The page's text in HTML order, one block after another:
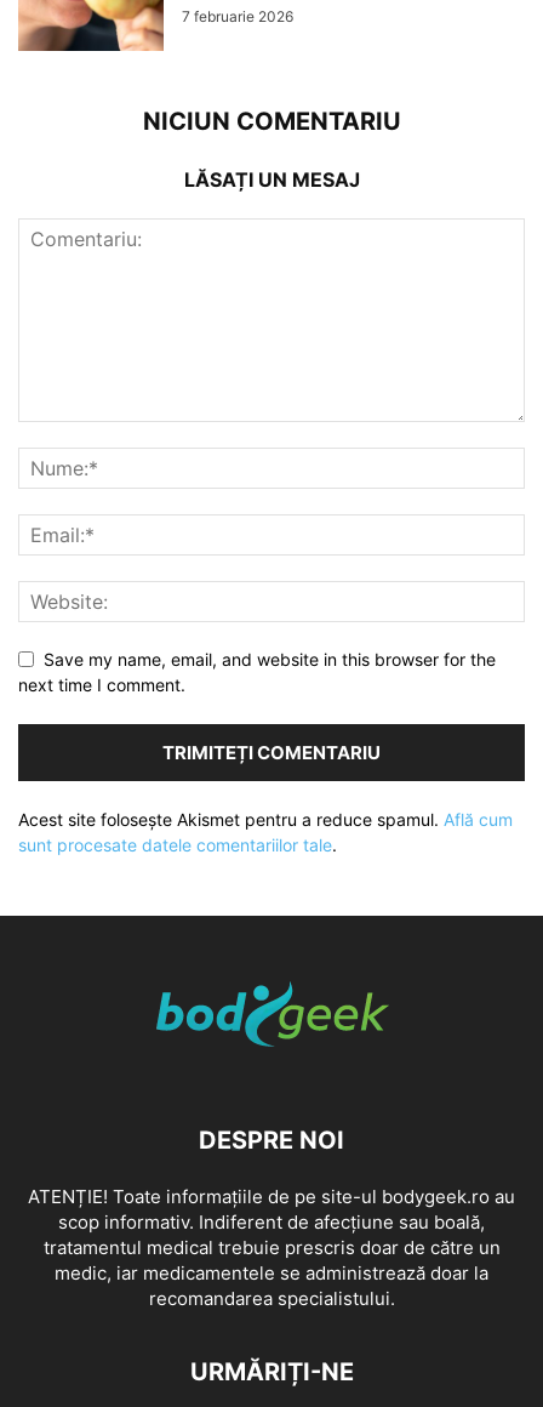
7 februarie 2026
NICIUN COMENTARIU
LĂSAȚI UN MESAJ
Save my name, email, and website in this browser for the
next time I comment.
Acest site folosește Akismet pentru a reduce spamul. Află cum
sunt procesate datele comentariilor tale.
DESPRE NOI
ATENȚIE! Toate informațiile de pe site-ul bodygeek.ro au
scop informativ. Indiferent de afecțiune sau boală,
tratamentul medical trebuie prescris doar de către un
medic, iar medicamentele se administrează doar la
recomandarea specialistului.
URMĂRIȚI-NE